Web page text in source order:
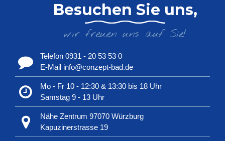
Besuchen Sie uns,
wir freuen uns auf Sie!
Telefon 0931 - 20 53 53 0
E-Mail info@conzept-bad.de
Mo - Fr 10 - 12:30 & 13:30 bis 18 Uhr
Samstag 9 - 13 Uhr
Nähe Zentrum 97070 Würzburg
Kapuzinerstrasse 19